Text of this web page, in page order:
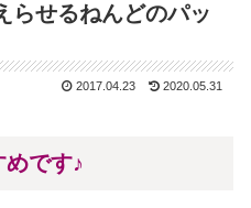
らせるねんどのパッ
2017.04.23 2020.05.31
です♪